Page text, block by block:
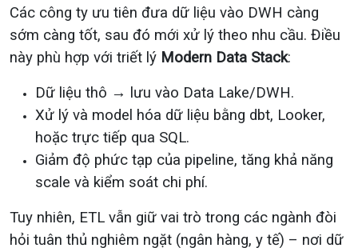
Các công ty ưu tiên đưa dữ liệu vào DWH càng
sớm càng tốt, sau đó mới xử lý theo nhu cầu. Điều
này phù hợp với triết lý Modern Data Stack:
Dữ liệu thô → lưu vào Data Lake/DWH.
Xử lý và model hóa dữ liệu bằng dbt, Looker,
hoặc trực tiếp qua SQL.
Giảm độ phức tạp của pipeline, tăng khả năng
scale và kiểm soát chi phí.
Tuy nhiên, ETL vẫn giữ vai trò trong các ngành đòi
hỏi tuân thủ nghiêm ngặt (ngân hàng, y tế) – nơi dữ